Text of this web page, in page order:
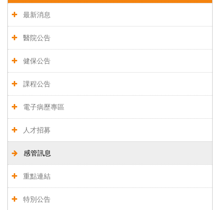
最新消息
醫院公告
健保公告
課程公告
電子病歷專區
人才招募
感管訊息
重點連結
特別公告